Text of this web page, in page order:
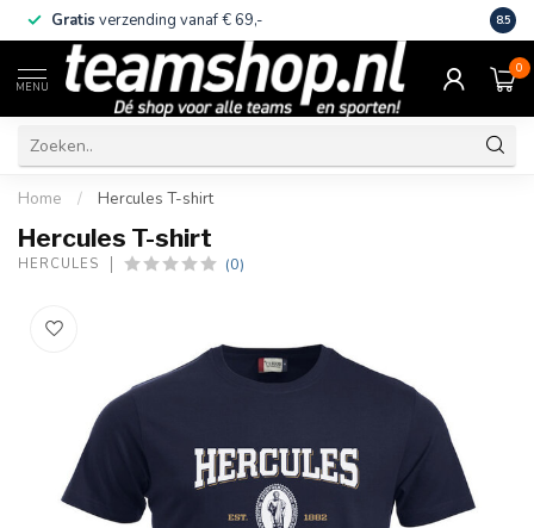
Gratis verzending vanaf € 69,- Eigen
8.5
MENU
0
Home / Hercules T-shirt
Hercules T-shirt
HERCULES (0)